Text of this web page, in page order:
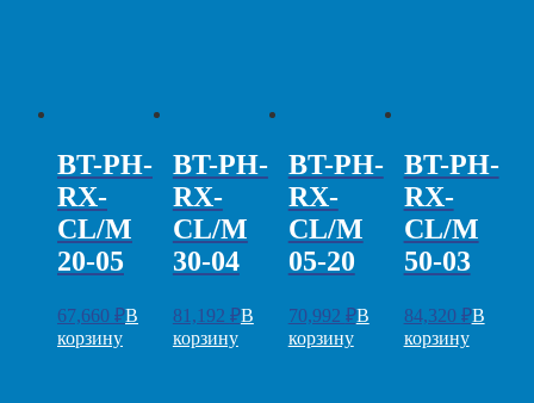
BT-PH-
RX-
CL/M
20-05
67,660 ₽В
корзину
BT-PH-
RX-
CL/M
30-04
81,192 ₽В
корзину
BT-PH-
RX-
CL/M
05-20
70,992 ₽В
корзину
BT-PH-
RX-
CL/M
50-03
84,320 ₽В
корзину